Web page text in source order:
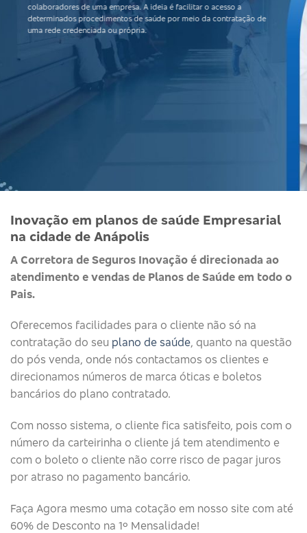
colaboradores de uma empresa. A ideia é facilitar o acesso a
determinados procedimentos de saúde por meio da contratação de
uma rede credenciada ou própria.
Inovação em planos de saúde Empresarial
na cidade de Anápolis
A Corretora de Seguros Inovação é direcionada ao
atendimento e vendas de Planos de Saúde em todo o
Pais.
Oferecemos facilidades para o cliente não só na
contratação do seu plano de saúde, quanto na questão
do pós venda, onde nós contactamos os clientes e
direcionamos números de marca óticas e boletos
bancários do plano contratado.
Com nosso sistema, o cliente fica satisfeito, pois com o
número da carteirinha o cliente já tem atendimento e
com o boleto o cliente não corre risco de pagar juros
por atraso no pagamento bancário.
Faça Agora mesmo uma cotação em nosso site com até
60% de Desconto na 1º Mensalidade!